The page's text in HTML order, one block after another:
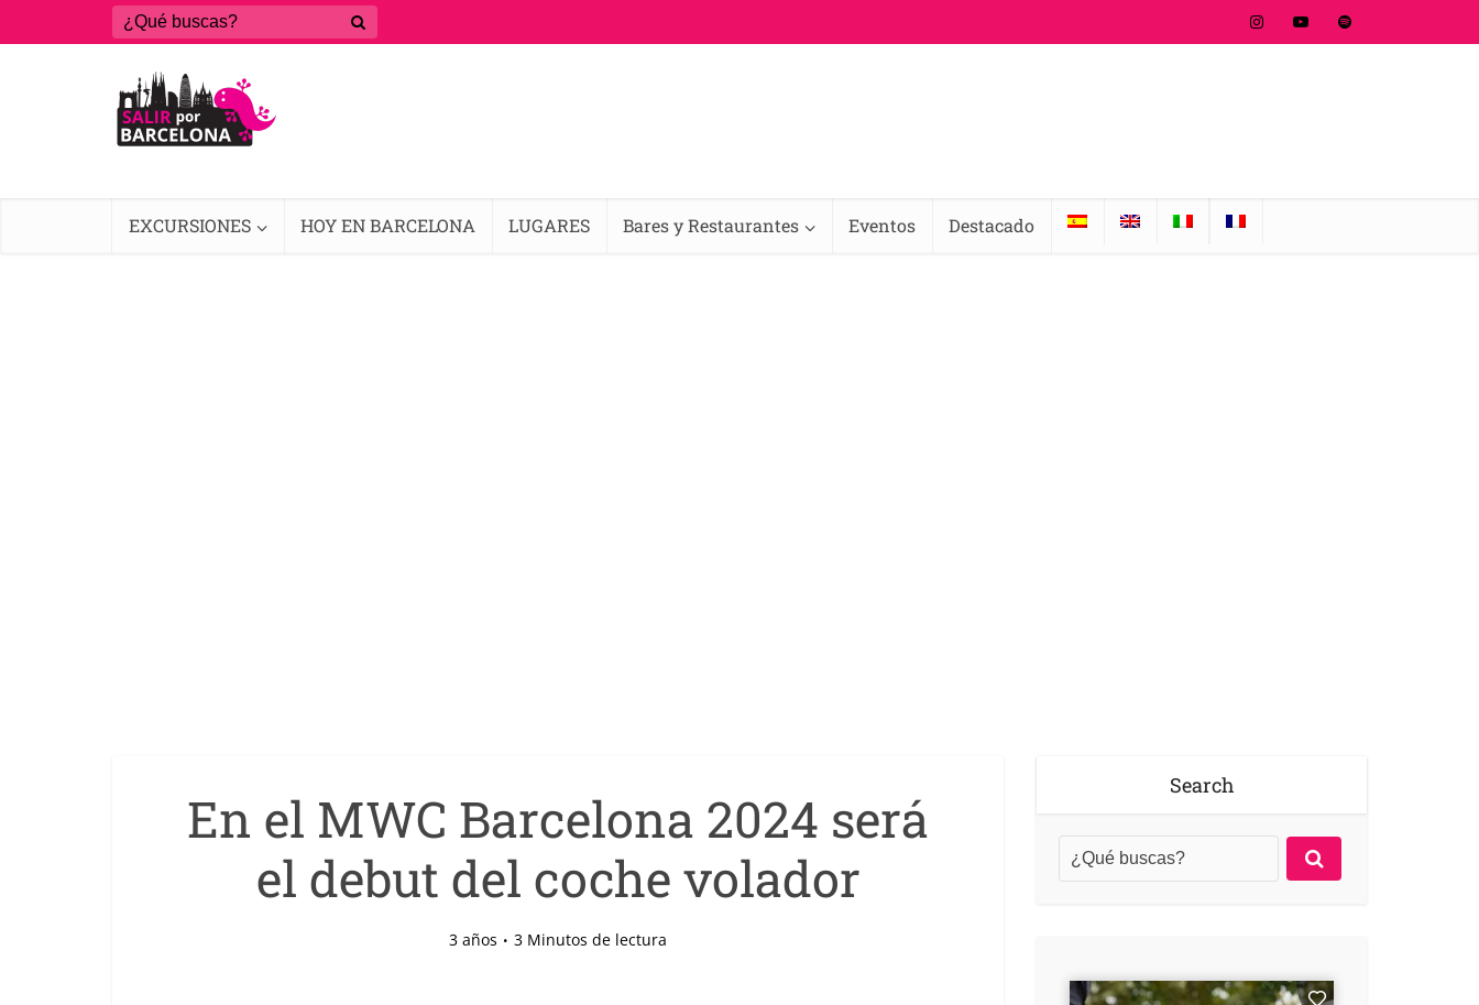
EXCURSIONES HOY EN BARCELONA LUGARES Bares y Restaurantes Eventos Destacado
En el MWC Barcelona 2024 será
el debut del coche volador
3 años 3 Minutos de lectura
Search